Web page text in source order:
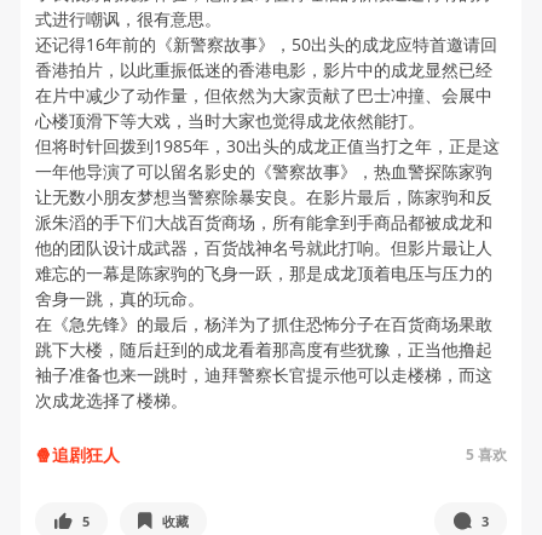
式进行嘲讽，很有意思。
还记得16年前的《新警察故事》，50出头的成龙应特首邀请回
香港拍片，以此重振低迷的香港电影，影片中的成龙显然已经
在片中减少了动作量，但依然为大家贡献了巴士冲撞、会展中
心楼顶滑下等大戏，当时大家也觉得成龙依然能打。
但将时针回拨到1985年，30出头的成龙正值当打之年，正是这
一年他导演了可以留名影史的《警察故事》，热血警探陈家驹
让无数小朋友梦想当警察除暴安良。在影片最后，陈家驹和反
派朱滔的手下们大战百货商场，所有能拿到手商品都被成龙和
他的团队设计成武器，百货战神名号就此打响。但影片最让人
难忘的一幕是陈家驹的飞身一跃，那是成龙顶着电压与压力的
舍身一跳，真的玩命。
在《急先锋》的最后，杨洋为了抓住恐怖分子在百货商场果敢
跳下大楼，随后赶到的成龙看着那高度有些犹豫，正当他撸起
袖子准备也来一跳时，迪拜警察长官提示他可以走楼梯，而这
次成龙选择了楼梯。
🍿️追剧狂人 5 喜欢
5 收藏 3